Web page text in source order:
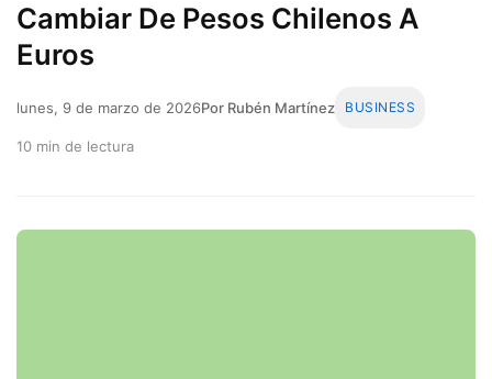
Cambiar De Pesos Chilenos A
Euros
lunes, 9 de marzo de 2026Por Rubén Martínez BUSINESS
10 min de lectura